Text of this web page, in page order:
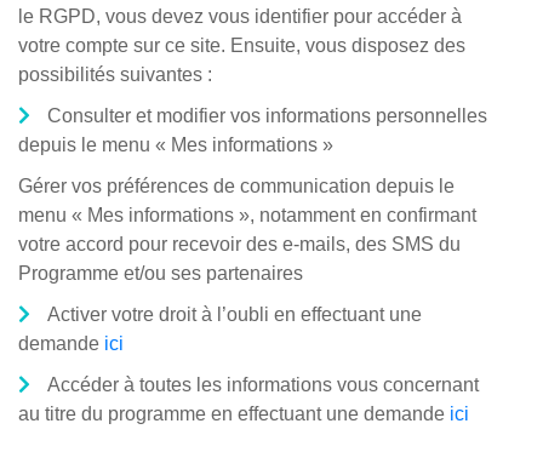
le RGPD, vous devez vous identifier pour accéder à
votre compte sur ce site. Ensuite, vous disposez des
possibilités suivantes :
Consulter et modifier vos informations personnelles
depuis le menu « Mes informations »
Gérer vos préférences de communication depuis le
menu « Mes informations », notamment en confirmant
votre accord pour recevoir des e-mails, des SMS du
Programme et/ou ses partenaires
Activer votre droit à l’oubli en effectuant une
demande ici
Accéder à toutes les informations vous concernant
au titre du programme en effectuant une demande ici